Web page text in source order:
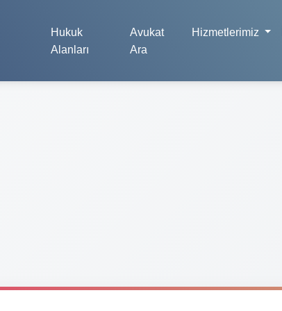
Hukuk
Alanları
Avukat
Ara
Hizmetlerimiz